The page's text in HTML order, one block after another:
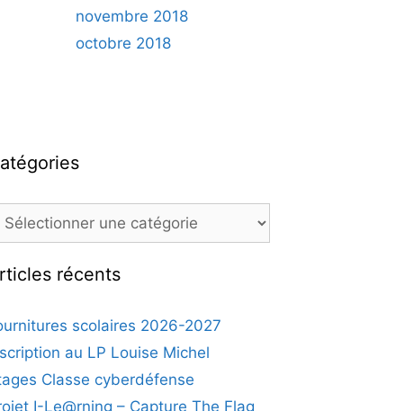
novembre 2018
octobre 2018
récents
scolaires 2026-2027
au LP Louise Michel
Classe cyberdéfense
I-Le@rning – Capture The Flag